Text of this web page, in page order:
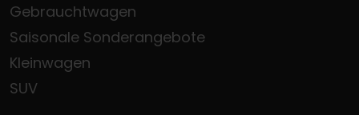
Gebrauchtwagen
Saisonale Sonderangebote
Kleinwagen
SUV